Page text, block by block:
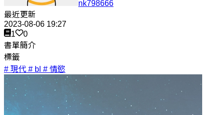
nk798666
最近更新
2023-08-06 19:27
1
0
書單簡介
標籤
# 現代 # bl # 情慾